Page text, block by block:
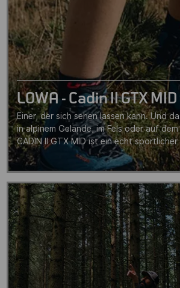
LOWA - Cadin II GTX MID
Einer, der sich sehen lassen kann. Und
in alpinem Gelände, im Fels oder auf
CADIN II GTX MID ist ein echt sportlicher